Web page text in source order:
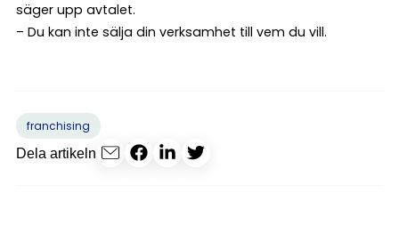
säger upp avtalet.
– Du kan inte sälja din verksamhet till vem du vill.
franchising
Dela artikeln